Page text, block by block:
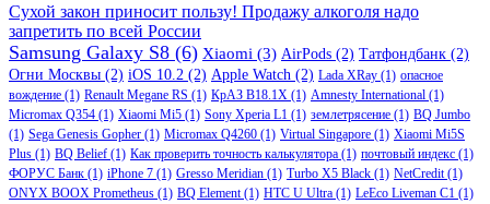
Сухой закон приносит пользу! Продажу алкоголя надо
запретить по всей России
Samsung Galaxy S8 (6) Xiaomi (3) AirPods (2) Татфондбанк (2)
Огни Москвы (2) iOS 10.2 (2) Apple Watch (2) Lada XRay (1) опасное
вождение (1) Renault Megane RS (1) КрАЗ В18.1Х (1) Amnesty International (1)
Micromax Q354 (1) Xiaomi Mi5 (1) Sony Xperia L1 (1) землетрясение (1) BQ Jumbo
(1) Sega Genesis Gopher (1) Micromax Q4260 (1) Virtual Singapore (1) Xiaomi Mi5S
Plus (1) BQ Belief (1) Как проверить точность калькулятора (1) почтовый индекс (1)
ФОРУС Банк (1) iPhone 7 (1) Gresso Meridian (1) Turbo X5 Black (1) NetCredit(1)
ONYX BOOX Prometheus (1) BQ Element(1) HTC U Ultra (1) LeEco Liveman C1 (1)